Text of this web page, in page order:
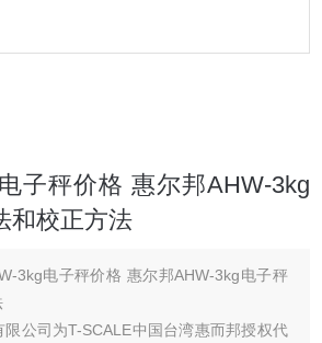
子秤价格 惠尔邦AHW-3kg
和校正方法
3kg电子秤价格 惠尔邦AHW-3kg电子秤
限公司为T-SCALE中国台湾惠而邦授权代